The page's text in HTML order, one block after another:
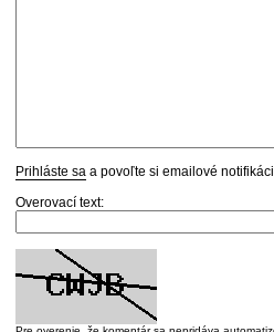
Prihláste sa a povoľte si emailové
Overovací text: